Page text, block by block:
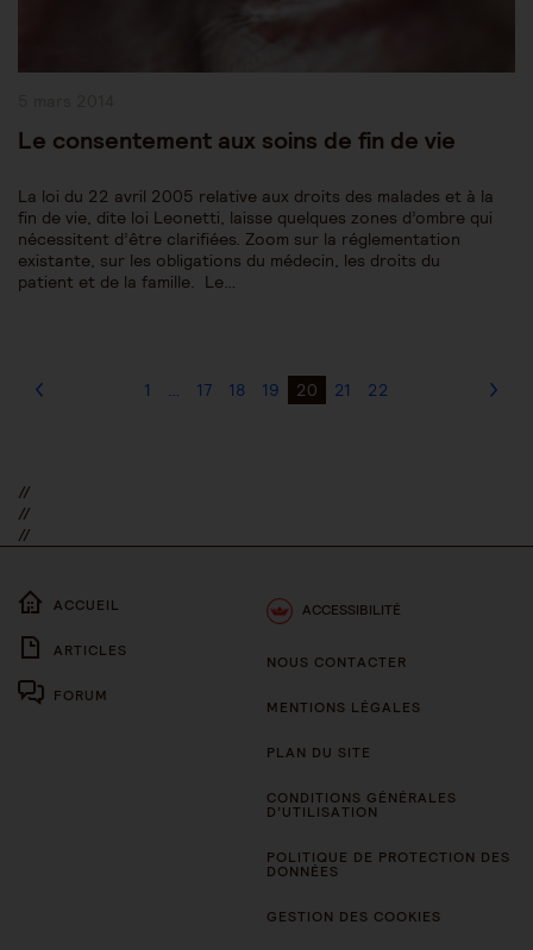
Le consentement aux soins de fin de vie
La loi du 22 avril 2005 relative aux droits des malades et à la
fin de vie, dite loi Leonetti, laisse quelques zones d’ombre qui
nécessitent d’être clarifiées. Zoom sur la réglementation
existante, sur les obligations du médecin, les droits du
patient et de la famille. Le…
1 … 17 18 19 20 21 22
//
//
//
ACCUEIL
ARTICLES
FORUM
ACCESSIBILITÉ
NOUS CONTACTER
MENTIONS LÉGALES
PLAN DU SITE
CONDITIONS GÉNÉRALES
D’UTILISATION
POLITIQUE DE PROTECTION DES
DONNÉES
GESTION DES COOKIES